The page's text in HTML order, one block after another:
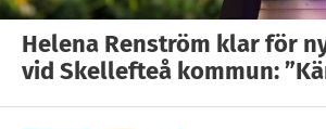
Helena Renström klar för
vid Skellefteå kommun: